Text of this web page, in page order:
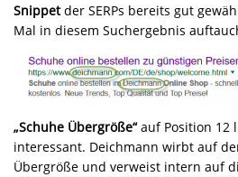
Snippetder SERPs bereits gut
Mal in diesem Suchergebnis
„Schuhe Übergröße“auf Position 12
interessant. Deichmann wirbt auf
Übergröße und verweist intern auf